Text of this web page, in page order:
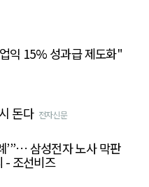
익 15% 성과급 제도화"
돈다 전자신문
’”… 삼성전자 노사 막판
- 조선비즈